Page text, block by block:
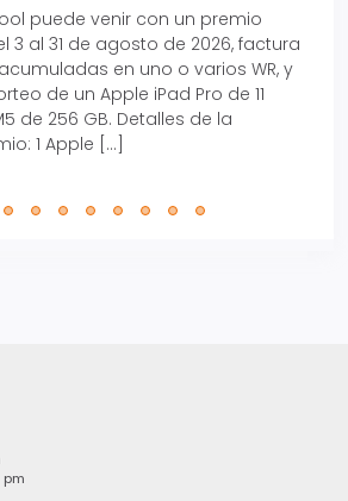
puede venir con un premio
3 al 31 de agosto de 2026, factura
en uno o varios WR, y
de un Apple iPad Pro de 11
de 256 GB. Detalles de la
1 Apple […]